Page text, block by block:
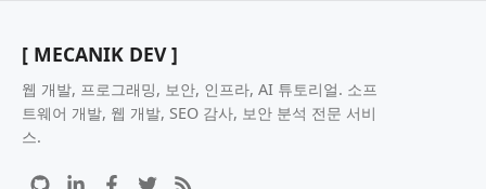
[ MECANIK DEV ]
웹 개발, 프로그래밍, 보안, 인프라, AI 튜토리얼. 소프
트웨어 개발, 웹 개발, SEO 감사, 보안 분석 전문 서비
스.